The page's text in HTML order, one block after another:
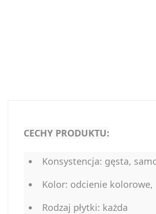
CECHY PRODUKTU:
Konsystencja: gęsta,
Kolor: odcienie
Rodzaj płytki: każda